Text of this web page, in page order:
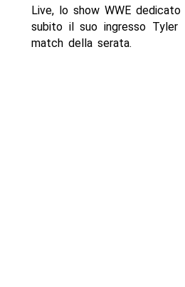
Live, lo show WWE
subito il suo ingresso Tyler
match della serata.